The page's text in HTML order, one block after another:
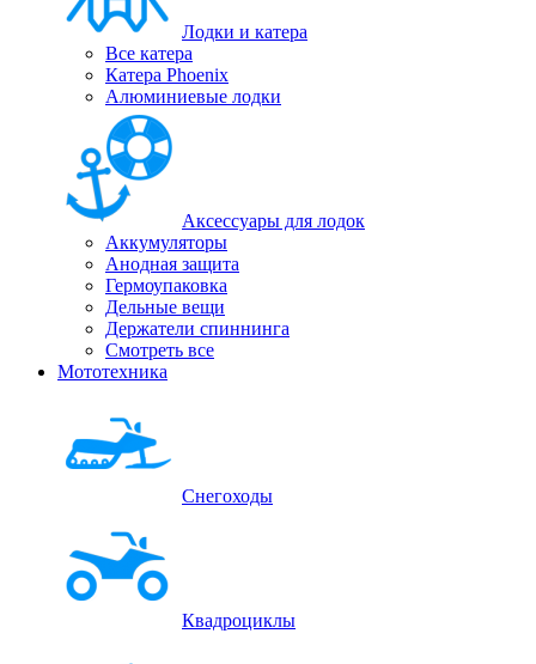
Лодки и катера
Все катера
Катера Phoenix
Алюминиевые лодки
Аксессуары для лодок
Аккумуляторы
Анодная защита
Гермоупаковка
Дельные вещи
Держатели спиннинга
Смотреть все
Мототехника
Снегоходы
Квадроциклы